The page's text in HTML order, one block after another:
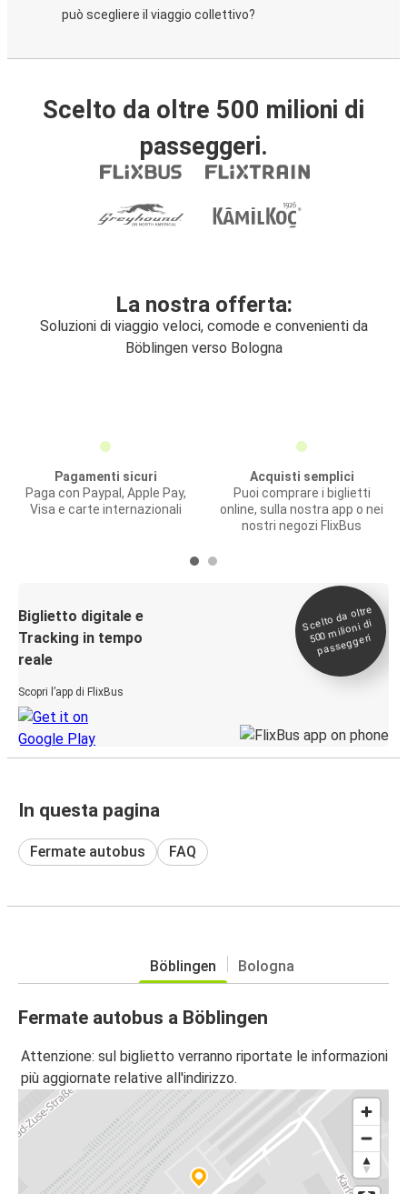
può scegliere il viaggio collettivo?
Scelto da oltre 500 milioni di
passeggeri.
La nostra offerta:
Soluzioni di viaggio veloci, comode e convenienti da
Böblingen verso Bologna
Pagamenti sicuri
Paga con Paypal, Apple Pay,
Visa e carte internazionali
Acquisti semplici
Puoi comprare i biglietti
online, sulla nostra app o nei
nostri negozi FlixBus
Biglietto digitale e
Tracking in tempo
reale
Scopri l’app di FlixBus
Scelto da oltre
500
milioni di
passeggeri
In questa pagina
Fermate autobus FAQ
Böblingen Bologna
Fermate autobus a Böblingen
Attenzione: sul biglietto verranno riportate le informazioni
più aggiornate relative all'indirizzo.